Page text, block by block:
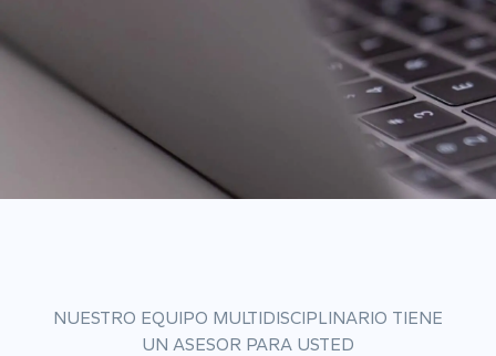
NUESTRO EQUIPO MULTIDISCIPLINARIO TIENE
UN ASESOR PARA USTED